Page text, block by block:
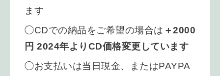
ます
◯CDでの納品をご希望の場合は ＋2000
円 2024年よりCD価格変更しています
◯お支払いは当日現金、またはPAYPA